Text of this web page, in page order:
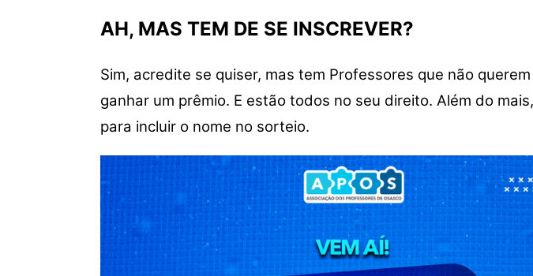
AH, MAS TEM DE SE INSCREVER?
Sim, acredite se quiser, mas tem Professores que não
ganhar um prêmio. E estão todos no seu direito. Além do
para incluir o nome no sorteio.